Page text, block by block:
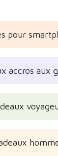
pour
accros aux